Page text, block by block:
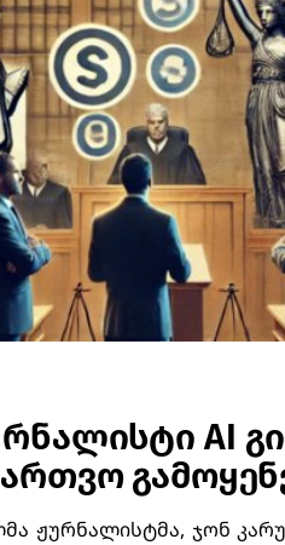
AI
ჟურნალისტმა, ჯონ